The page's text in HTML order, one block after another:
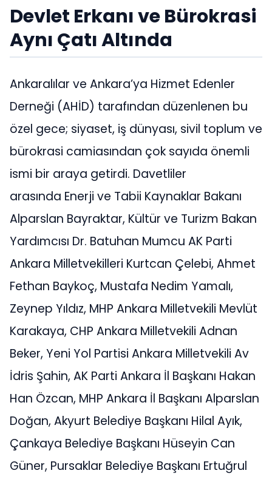
Devlet Erkanı ve Bürokrasi
Aynı Çatı Altında
Ankaralılar ve Ankara’ya Hizmet Edenler
Derneği (AHİD) tarafından düzenlenen bu
özel gece; siyaset, iş dünyası, sivil toplum ve
bürokrasi camiasından çok sayıda önemli
ismi bir araya getirdi. Davetliler
arasında Enerji ve Tabii Kaynaklar Bakanı
Alparslan Bayraktar, Kültür ve Turizm Bakan
Yardımcısı Dr. Batuhan Mumcu AK Parti
Ankara Milletvekilleri Kurtcan Çelebi, Ahmet
Fethan Baykoç, Mustafa Nedim Yamalı,
Zeynep Yıldız, MHP Ankara Milletvekili Mevlüt
Karakaya, CHP Ankara Milletvekili Adnan
Beker, Yeni Yol Partisi Ankara Milletvekili Av
İdris Şahin, AK Parti Ankara İl Başkanı Hakan
Han Özcan, MHP Ankara İl Başkanı Alparslan
Doğan, Akyurt Belediye Başkanı Hilal Ayık,
Çankaya Belediye Başkanı Hüseyin Can
Güner, Pursaklar Belediye Başkanı Ertuğrul